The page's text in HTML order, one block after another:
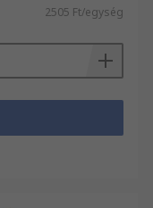
2505 Ft/egység